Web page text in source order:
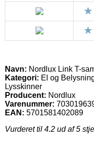
Navn: Nordlux Link T-
Kategori: El og
Lysskinner
Producent: Nordlux
Varenummer:
EAN: 5701581402089
Vurderet til 4.2 ud af 5